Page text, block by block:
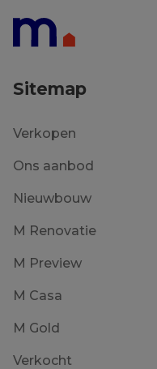
Sitemap
Verkopen
Ons aanbod
Nieuwbouw
M Renovatie
M Preview
M Casa
M Gold
Verkocht